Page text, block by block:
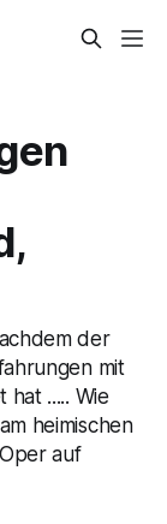
der
mit
..... Wie
heimischen
auf